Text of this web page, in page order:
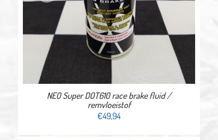
NEO Super DOT610 race brake fluid /
remvloeistof
€49,94